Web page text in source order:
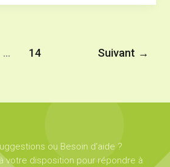
… 14 Suivant →
ou Besoin d’aide ?
votre disposition pour répondre à